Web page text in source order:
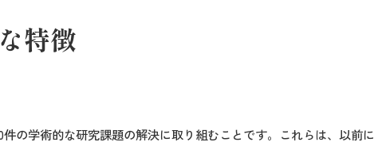
特徴
の学術的な研究課題の解決に取り組むことです。これらは、以